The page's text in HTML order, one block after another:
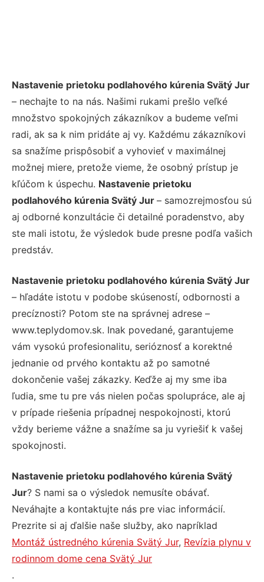
Nastavenie prietoku podlahového kúrenia Svätý Jur
– nechajte to na nás. Našimi rukami prešlo veľké
množstvo spokojných zákazníkov a budeme veľmi
radi, ak sa k nim pridáte aj vy. Každému zákazníkovi
sa snažíme prispôsobiť a vyhovieť v maximálnej
možnej miere, pretože vieme, že osobný prístup je
kľúčom k úspechu. Nastavenie prietoku
podlahového kúrenia Svätý Jur – samozrejmosťou sú
aj odborné konzultácie či detailné poradenstvo, aby
ste mali istotu, že výsledok bude presne podľa vašich
predstáv.
Nastavenie prietoku podlahového kúrenia Svätý Jur
– hľadáte istotu v podobe skúseností, odbornosti a
precíznosti? Potom ste na správnej adrese –
www.teplydomov.sk. Inak povedané, garantujeme
vám vysokú profesionalitu, serióznosť a korektné
jednanie od prvého kontaktu až po samotné
dokončenie vašej zákazky. Keďže aj my sme iba
ľudia, sme tu pre vás nielen počas spolupráce, ale aj
v prípade riešenia prípadnej nespokojnosti, ktorú
vždy berieme vážne a snažíme sa ju vyriešiť k vašej
spokojnosti.
Nastavenie prietoku podlahového kúrenia Svätý
Jur? S nami sa o výsledok nemusíte obávať.
Neváhajte a kontaktujte nás pre viac informácií.
Prezrite si aj ďalšie naše služby, ako napríklad
Montáž ústredného kúrenia Svätý Jur, Revízia plynu v
rodinnom dome cena Svätý Jur
.